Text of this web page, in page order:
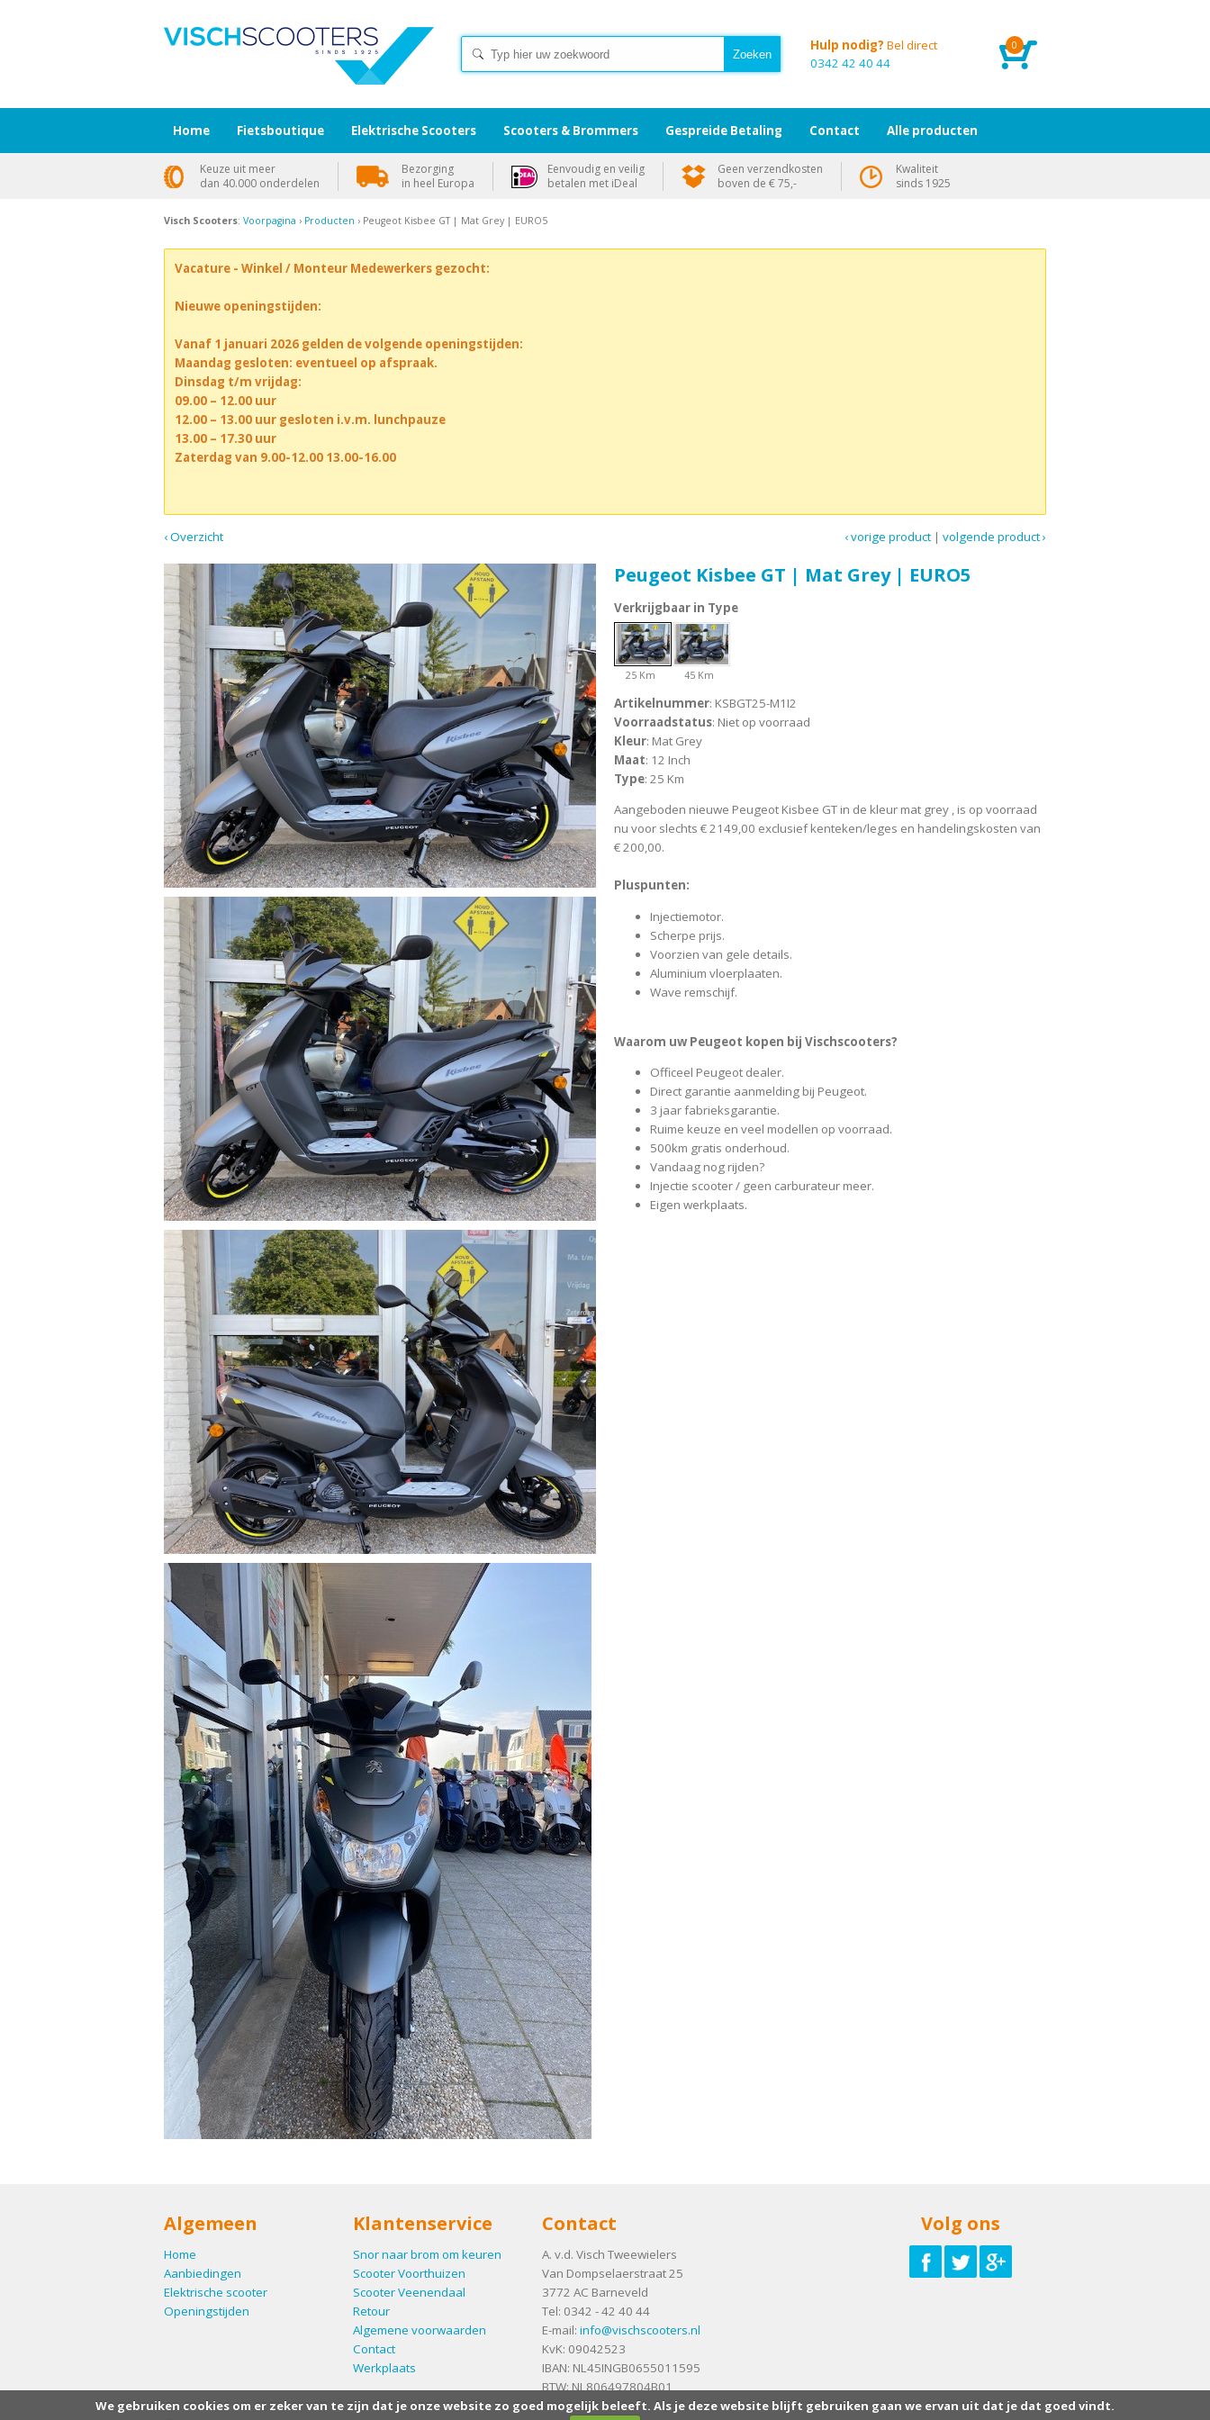
0
Hulp nodig? Bel direct
0342 42 40 44
Visch Scooters: Voorpagina › Producten › Peugeot Kisbee GT | Mat Grey | EURO5
Vacature - Winkel / Monteur Medewerkers gezocht:
Nieuwe openingstijden:
Vanaf 1 januari 2026 gelden de volgende openingstijden:
Maandag gesloten: eventueel op afspraak.
Dinsdag t/m vrijdag:
09.00 – 12.00 uur
12.00 – 13.00 uur gesloten i.v.m. lunchpauze
13.00 – 17.30 uur
Zaterdag van 9.00-12.00 13.00-16.00
‹ Overzicht volgende product ›
|
‹ vorige product
Peugeot Kisbee GT | Mat Grey | EURO5
Verkrijgbaar in Type
25 Km 45 Km
Artikelnummer: KSBGT25-M1I2
Voorraadstatus: Niet op voorraad
Kleur: Mat Grey
Maat: 12 Inch
Type: 25 Km
Aangeboden nieuwe Peugeot Kisbee GT in de kleur mat grey , is op voorraad
nu voor slechts € 2149,00 exclusief kenteken/leges en handelingskosten van
€ 200,00.
Pluspunten:
Injectiemotor.
Scherpe prijs.
Voorzien van gele details.
Aluminium vloerplaaten.
Wave remschijf.
Waarom uw Peugeot kopen bij Vischscooters?
Officeel Peugeot dealer.
Direct garantie aanmelding bij Peugeot.
3 jaar fabrieksgarantie.
Ruime keuze en veel modellen op voorraad.
500km gratis onderhoud.
Vandaag nog rijden?
Injectie scooter / geen carburateur meer.
Eigen werkplaats.
Algemeen
Home
Aanbiedingen
Elektrische scooter
Openingstijden
Klantenservice
Snor naar brom om keuren
Scooter Voorthuizen
Scooter Veenendaal
Retour
Algemene voorwaarden
Contact
Werkplaats
Contact
A. v.d. Visch Tweewielers
Van Dompselaerstraat 25
3772 AC Barneveld
Tel: 0342 - 42 40 44
E-mail: info@vischscooters.nl
KvK: 09042523
IBAN: NL45INGB0655011595
BTW: NL806497804B01
Volg ons
Home Fietsboutique Elektrische Scooters Scooters & Brommers Gespreide Betaling Contact Alle producten
Keuze uit meer
dan 40.000 onderdelen
Bezorging
in heel Europa
Eenvoudig en veilig
betalen met iDeal
Geen verzendkosten
boven de € 75,-
Kwaliteit
sinds 1925
We gebruiken cookies om er zeker van te zijn dat je onze website zo goed mogelijk beleeft. Als je deze website blijft gebruiken gaan we ervan uit dat je dat goed vindt.